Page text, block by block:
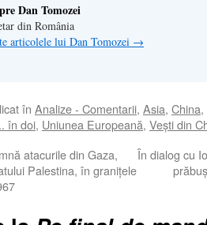
Dan Tomozei
din România
articolele lui Dan Tomozei →
în Analize - Comentarii, Asia, China,
în doi, Uniunea Europeană, Veşti din
atacurile din Gaza,
Palestina, în granițele
În dialog cu